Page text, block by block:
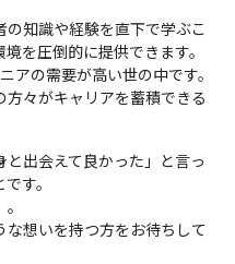
知識や経験を直下で学ぶこ
を圧倒的に提供できます。
アの需要が高い世の中です。
々がキャリアを蓄積できる
出会えて良かった」と言っ
す。
想いを持つ方をお待ちして